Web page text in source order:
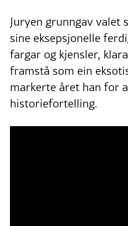
Juryen grunngav valet
sine eksepsjonelle
fargar og kjensler,
framstå som ein
markerte året han for
historiefortelling.